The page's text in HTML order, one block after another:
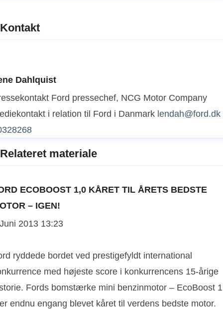
about 183,000 employees and 65 plants worldwide,
the company’s automotive brands include Ford and
Lincoln. The company provides financial services
through Ford Motor Credit Company. For more
information regarding Ford and its products
Kontakt
Dahlquist
Ford pressechef, NCG Motor Company
i relation til Ford i Danmark lendah@ford.dk
Relateret materiale
ECOBOOST 1,0 KÅRET TIL ÅRETS BEDSTE
– IGEN!
2013 13:23
ryddede bordet ved prestigefyldt international
med højeste score i konkurrencens 15-årige
Fords bomstærke mini benzinmotor – EcoBoost
endnu engang blevet kåret til verdens bedste motor.